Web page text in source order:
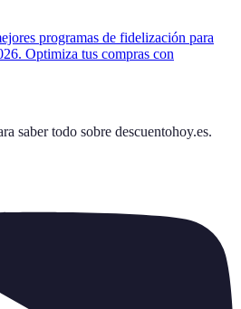
programas de fidelización para
Optimiza tus compras con
saber todo sobre descuentohoy.es.